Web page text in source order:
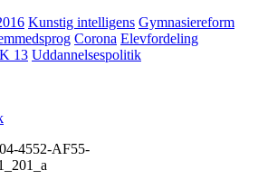
Kunstig intelligens Gymnasiereform
Corona Elevfordeling
13 Uddannelsespolitik